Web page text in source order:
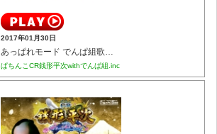
2017年01月30日
あっぱれモード でんぱ組歌リーチ ♪｢ガッテンダ｣
ぱちんこCR銭形平次withでんぱ組.inc